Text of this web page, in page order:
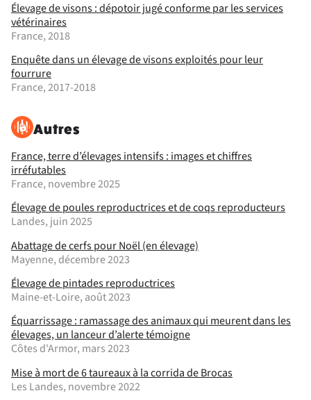
Élevage de visons : dépotoir jugé conforme par les services
vétérinaires
France, 2018
Enquête dans un élevage de visons exploités pour leur
fourrure
France, 2017-2018
Autres
France, terre d’élevages intensifs : images et chiffres
irréfutables
France, novembre 2025
Élevage de poules reproductrices et de coqs reproducteurs
Landes, juin 2025
Abattage de cerfs pour Noël (en élevage)
Mayenne, décembre 2023
Élevage de pintades reproductrices
Maine-et-Loire, août 2023
Équarrissage : ramassage des animaux qui meurent dans les
élevages, un lanceur d’alerte témoigne
Côtes d'Armor, mars 2023
Mise à mort de 6 taureaux à la corrida de Brocas
Les Landes, novembre 2022